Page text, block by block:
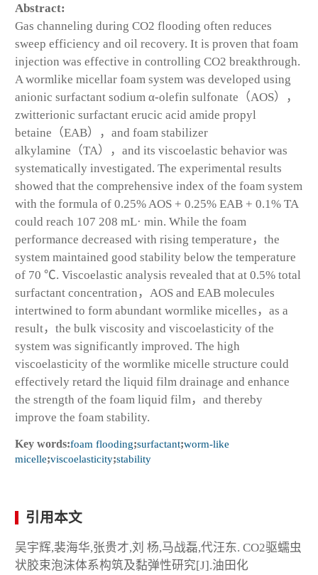
Abstract:
Gas channeling during CO2 flooding often reduces
sweep efficiency and oil recovery. It is proven that foam
injection was effective in controlling CO2 breakthrough.
A wormlike micellar foam system was developed using
anionic surfactant sodium α-olefin sulfonate（AOS），
zwitterionic surfactant erucic acid amide propyl
betaine（EAB），and foam stabilizer
alkylamine（TA），and its viscoelastic behavior was
systematically investigated. The experimental results
showed that the comprehensive index of the foam system
with the formula of 0.25% AOS + 0.25% EAB + 0.1% TA
could reach 107 208 mL· min. While the foam
performance decreased with rising temperature，the
system maintained good stability below the temperature
of 70 ℃. Viscoelastic analysis revealed that at 0.5% total
surfactant concentration，AOS and EAB molecules
intertwined to form abundant wormlike micelles，as a
result，the bulk viscosity and viscoelasticity of the
system was significantly improved. The high
viscoelasticity of the wormlike micelle structure could
effectively retard the liquid film drainage and enhance
the strength of the foam liquid film，and thereby
improve the foam stability.
Key words:foam flooding;surfactant;worm-like
micelle;viscoelasticity;stability
引用本文
吴宇辉,裴海华,张贵才,刘 杨,马战磊,代汪东. CO2驱蠕虫
状胶束泡沫体系构筑及黏弹性研究[J].油田化